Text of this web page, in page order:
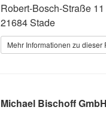
Robert-Bosch-Straße 11
21684 Stade
Mehr Informationen zu dieser
Michael Bischoff GmbH